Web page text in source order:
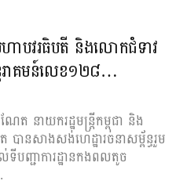
បវរធិបតី និងលោកជំទាវ
រាគមន៍លេខ១២៨…
ត នាយករដ្ឋមន្ត្រីកម្ពុជា និង
នសាងសង់ហេដ្ឋារចនាសម្ព័ន្ធរួម
ទីបញ្ជាការដ្ឋានកងពលតូច